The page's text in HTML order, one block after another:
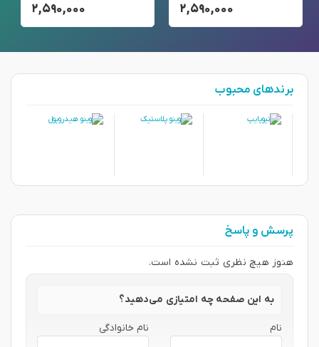
۲,۵۹۰,۰۰۰ ۲,۵۹۰,۰۰۰
برندهای محبوب
پرسش و پاسخ
هنوز هیچ نظری ثبت نشده است.
به این صفحه چه امتیازی می‌دهید؟
نام نام خانوادگی